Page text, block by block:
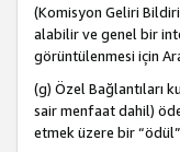
(Komisyon Geliri
alabilir ve genel bir
görüntülenmesi için
(g) Özel Bağlantıları
sair menfaat dahil)
etmek üzere bir